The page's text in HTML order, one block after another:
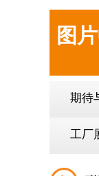
图
期待
工厂